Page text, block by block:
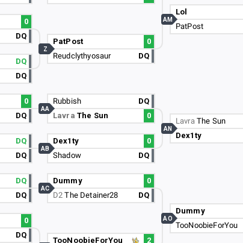
0
DQ
DQ
DQ
0
DQ
DQ
DQ
DQ
DQ
0
DQ
PatPost
0
Reudclythyosaur
DQ
Z
Rubbish
DQ
Lavra The Sun 0
AA
Dex1ty
0
Shadow
DQ
AB
Dummy
0
D2The Detainer28 DQ
AC
TooNoobieForYou
2
Lol
PatPost
AM
Lavra The Sun
Dex1ty
AN
Dummy
TooNoobieForYou
AO